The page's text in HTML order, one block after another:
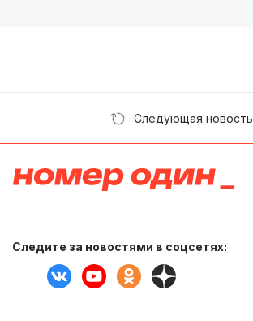
Следующая новость
Следите за новостями в соцсетях: